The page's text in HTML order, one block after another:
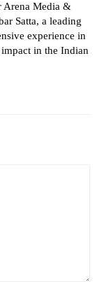
Arena Media &
Satta, a leading
experience in
in the Indian